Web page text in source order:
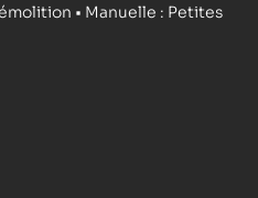
• Manuelle : Petites